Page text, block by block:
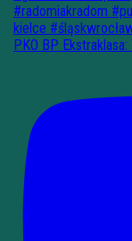
PKO BP